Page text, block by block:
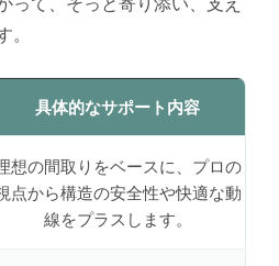
具体的なサポート内容
想の間取りをベースに、プロの
点から構造の安全性や快適な動
線をプラスします。